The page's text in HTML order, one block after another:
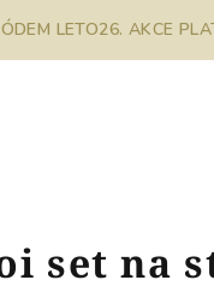
LETO26. AKCE
set na